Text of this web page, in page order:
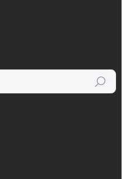
Hledat